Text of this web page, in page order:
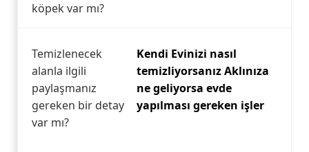
köpek var mı?
Temizlenecek
alanla ilgili
paylaşmanız
gereken bir detay
var mı?
Kendi Evinizi nasıl
temizliyorsanız Aklınıza
ne geliyorsa evde
yapılması gereken işler